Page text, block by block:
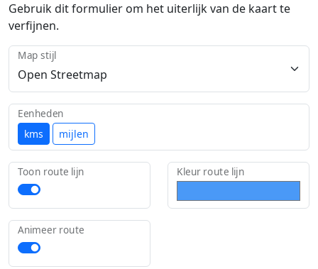
Gebruik dit formulier om het uiterlijk van de kaart te
verfijnen.
Map stijl
kms mijlen
Eenheden
Toon route lijn Kleur route lijn
Animeer route